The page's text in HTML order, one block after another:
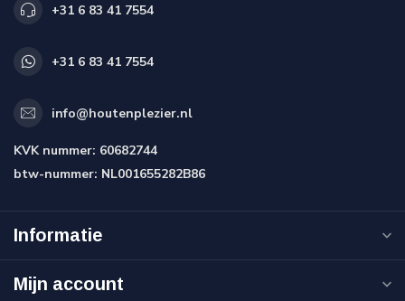
+31 6 83 41 7554
+31 6 83 41 7554
info@houtenplezier.nl
KVK nummer: 60682744
btw-nummer: NL001655282B86
Informatie
Mijn account